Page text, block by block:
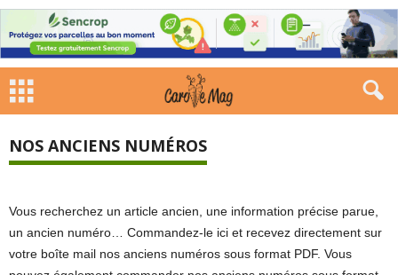
NOS ANCIENS NUMÉROS
Vous recherchez un article ancien, une information précise parue,
un ancien numéro… Commandez-le ici et recevez directement sur
votre boîte mail nos anciens numéros sous format PDF. Vous